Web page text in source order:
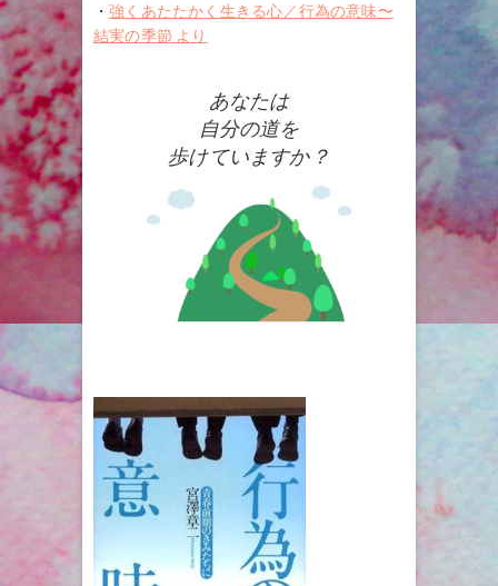
・強くあたたかく生きる心／行為の意味〜
結実の季節 より
あなたは
自分の道を
歩けていますか？